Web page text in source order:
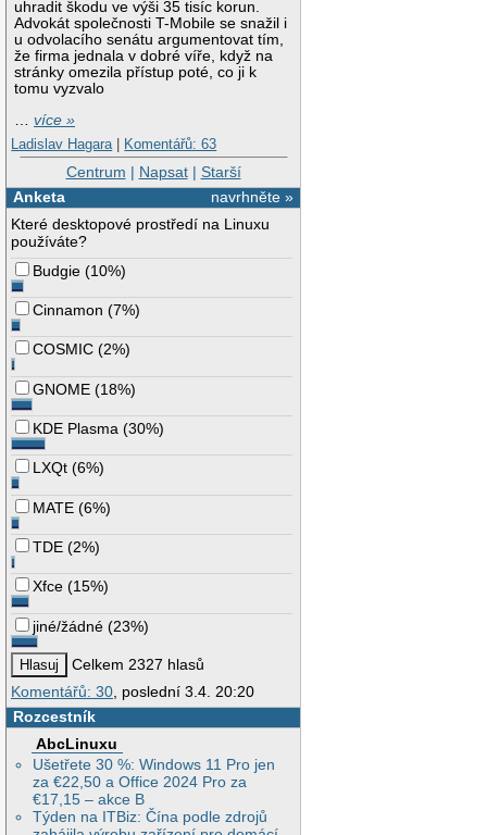
uhradit škodu ve výši 35 tisíc korun.
Advokát společnosti T-Mobile se snažil i
u odvolacího senátu argumentovat tím,
že firma jednala v dobré víře, když na
stránky omezila přístup poté, co ji k
tomu vyzvalo
…více »
Ladislav Hagara | Komentářů: 63
Centrum | Napsat| Starší
navrhněte »
Anketa
Které desktopové prostředí na Linuxu
používáte?
Budgie (10%)
Cinnamon (7%)
COSMIC (2%)
GNOME (18%)
KDE Plasma (30%)
LXQt (6%)
MATE (6%)
TDE (2%)
Xfce (15%)
jiné/žádné (23%)
Celkem 2327 hlasů
Komentářů: 30, poslední 3.4. 20:20
Rozcestník
AbcLinuxu
Ušetřete 30 %: Windows 11 Pro jen
za €22,50 a Office 2024 Pro za
€17,15 – akce B
Týden na ITBiz: Čína podle zdrojů